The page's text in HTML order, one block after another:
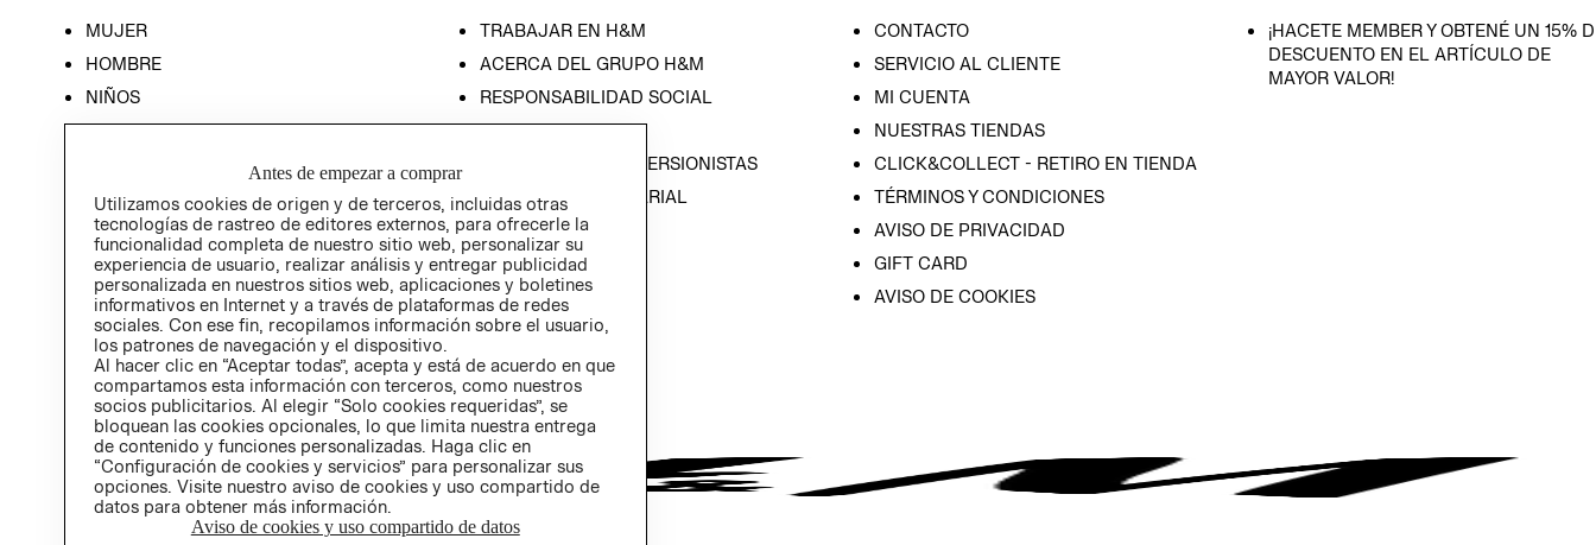
MUJER
HOMBRE
NIÑOS
HOME
TRABAJAR EN H&M
ACERCA DEL GRUPO H&M
RESPONSABILIDAD SOCIAL
PRENSA
RELACIÓN CON INVERSIONISTAS
POLÍTICA EMPRESARIAL
CONTACTO
SERVICIO AL CLIENTE
MI CUENTA
NUESTRAS TIENDAS
CLICK&COLLECT - RETIRO EN TIENDA
TÉRMINOS Y CONDICIONES
AVISO DE PRIVACIDAD
GIFT CARD
AVISO DE COOKIES
¡HACETE MEMBER Y OBTENÉ UN 15%
DESCUENTO EN EL ARTÍCULO DE
MAYOR VALOR!
Antes de empezar a comprar
Utilizamos cookies de origen y de terceros, incluidas otras
tecnologías de rastreo de editores externos, para ofrecerle la
funcionalidad completa de nuestro sitio web, personalizar su
experiencia de usuario, realizar análisis y entregar publicidad
personalizada en nuestros sitios web, aplicaciones y boletines
informativos en Internet y a través de plataformas de redes
sociales. Con ese fin, recopilamos información sobre el usuario,
los patrones de navegación y el dispositivo.
Al hacer clic en “Aceptar todas”, acepta y está de acuerdo en que
compartamos esta información con terceros, como nuestros
socios publicitarios. Al elegir “Solo cookies requeridas”, se
bloquean las cookies opcionales, lo que limita nuestra entrega
de contenido y funciones personalizadas. Haga clic en
“Configuración de cookies y servicios” para personalizar sus
opciones. Visite nuestro aviso de cookies y uso compartido de
datos para obtener más información.
Aviso de cookies y uso compartido de datos